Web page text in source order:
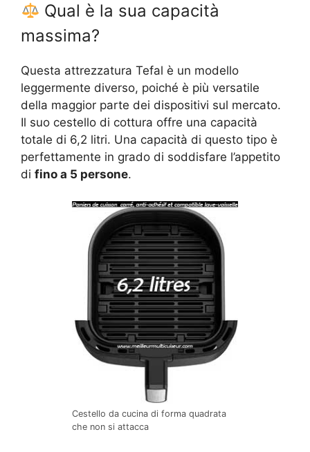
Qual è la sua capacità
massima?
Questa attrezzatura Tefal è un modello
leggermente diverso, poiché è più versatile
della maggior parte dei dispositivi sul mercato.
Il suo cestello di cottura offre una capacità
totale di 6,2 litri. Una capacità di questo tipo è
perfettamente in grado di soddisfare l’appetito
di fino a 5 persone.
Cestello da cucina di forma quadrata
che non si attacca